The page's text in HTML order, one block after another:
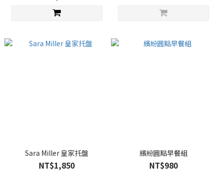
Sara Miller 皇家托盤
NT$1,850
繽紛圓點早餐組
NT$980